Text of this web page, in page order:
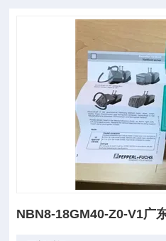
NBN8-18GM40-Z0-V1广